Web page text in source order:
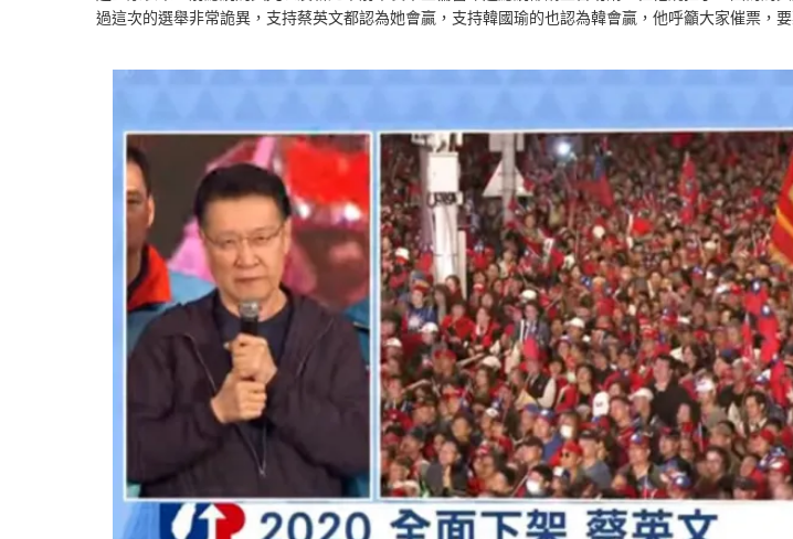
過這次的選舉非常詭異，支持蔡英文都認為她會贏，支持韓國瑜的也認為韓會贏，他呼籲大家催票，